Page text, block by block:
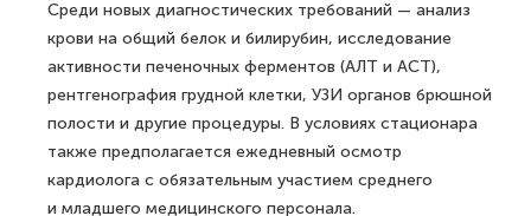
Среди новых диагностических требований — анализ
крови на общий белок и билирубин, исследование
активности печеночных ферментов (АЛТ и АСТ),
рентгенография грудной клетки, УЗИ органов брюшной
полости и другие процедуры. В условиях стационара
также предполагается ежедневный осмотр
кардиолога с обязательным участием среднего
и младшего медицинского персонала.